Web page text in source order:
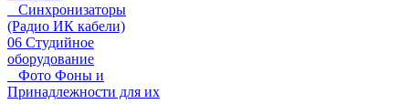
Синхронизаторы
(Радио ИК кабели)
06 Студийное
оборудование
Фото Фоны и
Принадлежности для их